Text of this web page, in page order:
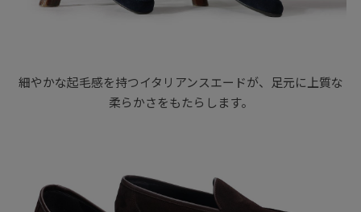
細やかな起毛感を持つイタリアンスエードが、足元に上質な
柔らかさをもたらします。